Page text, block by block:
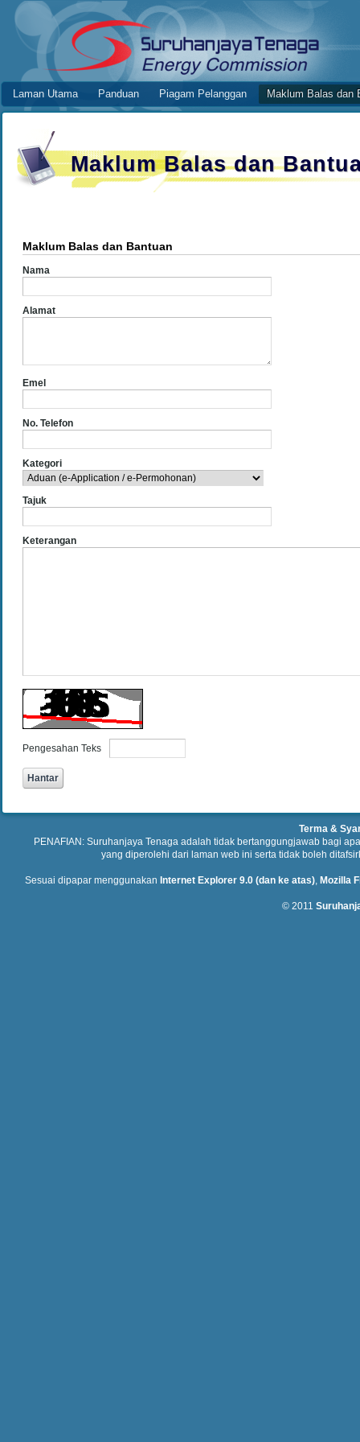
Skip to Content
Online Application System
Maklum Balas dan Bantuan
Navigation
Laman Utama Panduan Piagam Pelanggan Maklum Balas dan
Maklum Balas dan
Maklum Balas dan Bantuan
Nama
Alamat
Emel
No. Telefon
Kategori
Tajuk
Keterangan
Pengesahan Teks
Terma &
PENAFIAN: Suruhanjaya Tenaga adalah tidak bertanggungjawab bagi
yang diperolehi dari laman web ini serta tidak boleh
Sesuai dipapar menggunakan Internet Explorer 9.0 (dan ke atas), Mozilla
© 2011